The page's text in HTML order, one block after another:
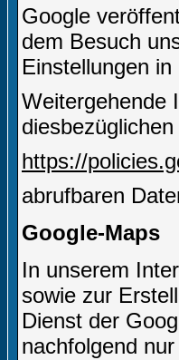
Google
dem Besuch
Einstellungen
Weitergehende
https://
abrufbaren
Google-Maps
In unserem
sowie zur
Dienst der
nachfolgend nur